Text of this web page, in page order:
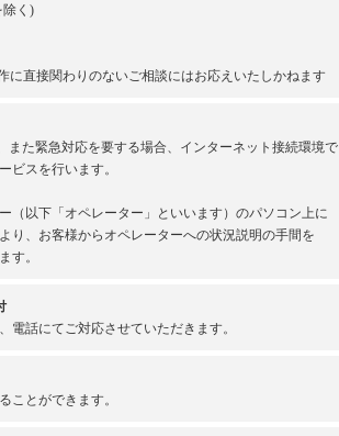
除く)
直接関わりのないご相談にはお応えいたしかねます
また緊急対応を要する場合、インターネット接続環境で
ビスを行います。
（以下「オペレーター」といいます）のパソコン上に
り、お客様からオペレーターへの状況説明の手間を
す。
電話にてご対応させていただきます。
ことができます。